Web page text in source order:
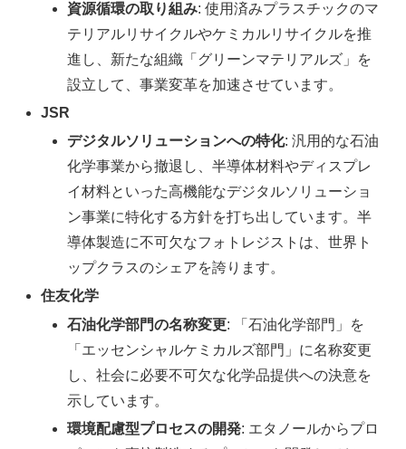
資源循環の取り組み: 使用済みプラスチックのマ
テリアルリサイクルやケミカルリサイクルを推
進し、新たな組織「グリーンマテリアルズ」を
設立して、事業変革を加速させています。
JSR
デジタルソリューションへの特化: 汎用的な石油
化学事業から撤退し、半導体材料やディスプレ
イ材料といった高機能なデジタルソリューショ
ン事業に特化する方針を打ち出しています。半
導体製造に不可欠なフォトレジストは、世界ト
ップクラスのシェアを誇ります。
住友化学
石油化学部門の名称変更: 「石油化学部門」を
「エッセンシャルケミカルズ部門」に名称変更
し、社会に必要不可欠な化学品提供への決意を
示しています。
環境配慮型プロセスの開発: エタノールからプロ